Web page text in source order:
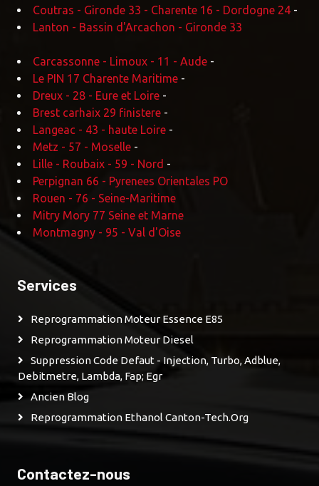
Coutras - Gironde 33 - Charente 16 - Dordogne 24 -
Lanton - Bassin d'Arcachon - Gironde 33
Carcassonne - Limoux - 11 - Aude -
Le PIN 17 Charente Maritime -
Dreux - 28 - Eure et Loire -
Brest carhaix 29 finistere -
Langeac - 43 - haute Loire -
Metz - 57 - Moselle -
Lille - Roubaix - 59 - Nord -
Perpignan 66 - Pyrenees Orientales PO
Rouen - 76 - Seine-Maritime
Mitry Mory 77 Seine et Marne
Montmagny - 95 - Val d'Oise
Services
Reprogrammation Moteur Essence E85
Reprogrammation Moteur Diesel
Suppression Code Defaut - Injection, Turbo, Adblue,
Debitmetre, Lambda, Fap; Egr
Ancien Blog
Reprogrammation Ethanol Canton-Tech.org
Contactez-nous